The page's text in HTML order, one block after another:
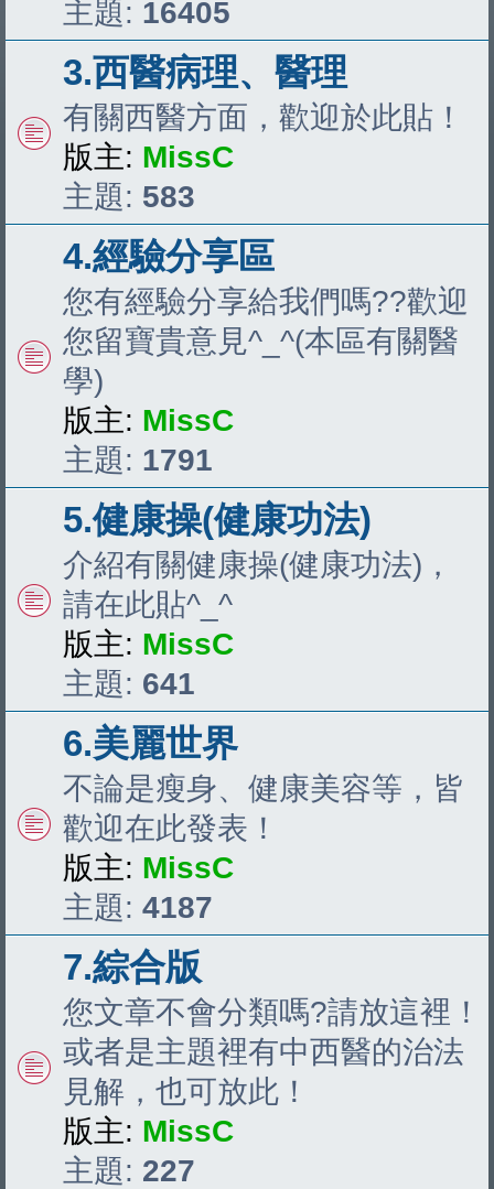
主題: 16405
3.西醫病理、醫理
有關西醫方面，歡迎於此貼！
版主: MissC
主題: 583
4.經驗分享區
您有經驗分享給我們嗎??歡迎
您留寶貴意見^_^(本區有關醫
學)
版主: MissC
主題: 1791
5.健康操(健康功法)
介紹有關健康操(健康功法)，
請在此貼^_^
版主: MissC
主題: 641
6.美麗世界
不論是瘦身、健康美容等，皆
歡迎在此發表！
版主: MissC
主題: 4187
7.綜合版
您文章不會分類嗎?請放這裡！
或者是主題裡有中西醫的治法
見解，也可放此！
版主: MissC
主題: 227